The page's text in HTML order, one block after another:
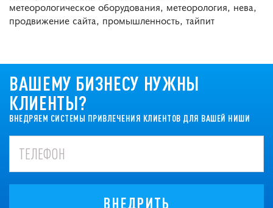
метеорологическое оборудования, метеорология, нева,
продвижение сайта, промышленность, тайпит
ВАШЕМУ БИЗНЕСУ НУЖНЫ
КЛИЕНТЫ?
ВНЕДРЯЕМ СИСТЕМЫ ПРИВЛЕЧЕНИЯ КЛИЕНТОВ ДЛЯ ВАШЕЙ НИШИ
ВНЕДРИТЬ